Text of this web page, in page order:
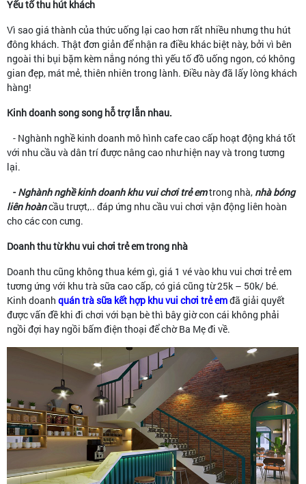
Yếu tố thu hút khách
Vì sao giá thành của thức uống lại cao hơn rất nhiều nhưng thu hút
đông khách. Thật đơn giản để nhận ra điều khác biệt này, bởi vì bên
ngoài thi bụi bặm kèm nắng nóng thì yếu tố đồ uống ngon, có không
gian đẹp, mát mẻ, thiên nhiên trong lành. Điều này đã lấy lòng khách
hàng!
Kinh doanh song song hỗ trợ lẫn nhau.
- Nghành nghề kinh doanh mô hình cafe cao cấp hoạt động khá tốt
với nhu cầu và dân trí được nâng cao như hiện nay và trong tương
lại.
-Nghành nghề kinh doanh khu vui chơi trẻ emtrong nhà, nhà bóng
liên hoàncầu trượt,.. đáp ứng nhu cầu vui chơi vận động liên hoàn
cho các con cưng.
Doanh thu từ khu vui chơi trẻ em trong nhà
Doanh thu cũng không thua kém gì, giá 1 vé vào khu vui chơi trẻ em
tương ứng với khu trà sữa cao cấp, có giá cũng từ 25k – 50k/ bé.
Kinh doanh quán trà sữa kết hợp khu vui chơi trẻ emđã giải quyết
được vấn đề khi đi chơi với bạn bè thì bây giờ con cái không phải
ngồi đợi hay ngồi bấm điện thoại để chờ Ba Mẹ đi về.